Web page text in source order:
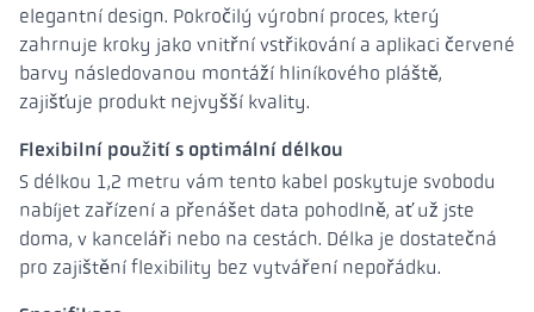
elegantní design. Pokročilý výrobní proces, který
zahrnuje kroky jako vnitřní vstřikování a aplikaci červené
barvy následovanou montáží hliníkového pláště,
zajišťuje produkt nejvyšší kvality.
Flexibilní použití s optimální délkou
S délkou 1,2 metru vám tento kabel poskytuje svobodu
nabíjet zařízení a přenášet data pohodlně, ať už jste
doma, v kanceláři nebo na cestách. Délka je dostatečná
pro zajištění flexibility bez vytváření nepořádku.